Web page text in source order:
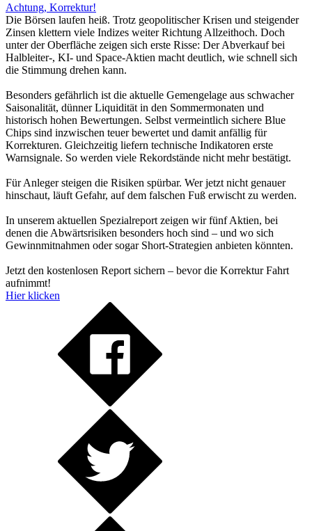
Achtung, Korrektur!
Die Börsen laufen heiß. Trotz geopolitischer Krisen und steigender
Zinsen klettern viele Indizes weiter Richtung Allzeithoch. Doch
unter der Oberfläche zeigen sich erste Risse: Der Abverkauf bei
Halbleiter-, KI- und Space-Aktien macht deutlich, wie schnell sich
die Stimmung drehen kann.
Besonders gefährlich ist die aktuelle Gemengelage aus schwacher
Saisonalität, dünner Liquidität in den Sommermonaten und
historisch hohen Bewertungen. Selbst vermeintlich sichere Blue
Chips sind inzwischen teuer bewertet und damit anfällig für
Korrekturen. Gleichzeitig liefern technische Indikatoren erste
Warnsignale. So werden viele Rekordstände nicht mehr bestätigt.
Für Anleger steigen die Risiken spürbar. Wer jetzt nicht genauer
hinschaut, läuft Gefahr, auf dem falschen Fuß erwischt zu werden.
In unserem aktuellen Spezialreport zeigen wir fünf Aktien, bei
denen die Abwärtsrisiken besonders hoch sind – und wo sich
Gewinnmitnahmen oder sogar Short-Strategien anbieten könnten.
Jetzt den kostenlosen Report sichern – bevor die Korrektur Fahrt
aufnimmt!
Hier klicken